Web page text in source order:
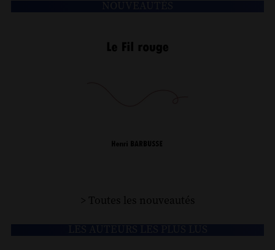
> Toutes les nouveautés